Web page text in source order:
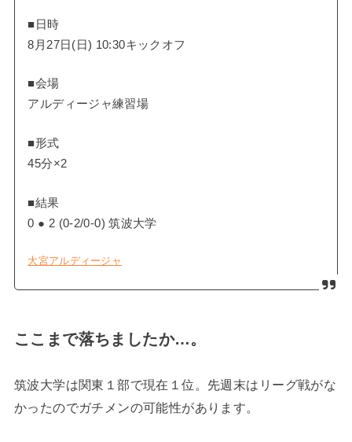
■日時
8月27日(日) 10:30キックオフ
■会場
アルディージャ練習場
■形式
45分×2
■結果
0 ● 2 (0-2/0-0) 筑波大学
大宮アルディージャ
ここまで落ちましたか…。
筑波大学は関東１部で現在１位。先週末はリーグ戦がな
かったのでガチメンの可能性があります。